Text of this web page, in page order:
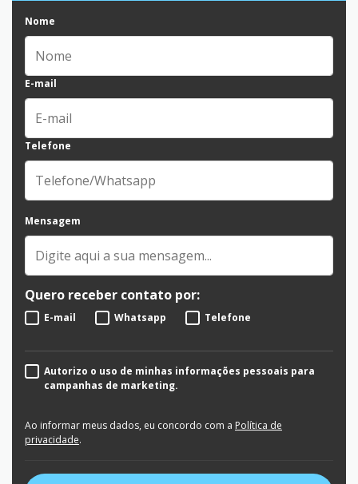
Nome
E-mail
Telefone
Mensagem
Quero receber contato por:
E-mail Whatsapp Telefone
Autorizo o uso de minhas informações pessoais para
campanhas de marketing.
Ao informar meus dados, eu concordo com a Política de
privacidade.